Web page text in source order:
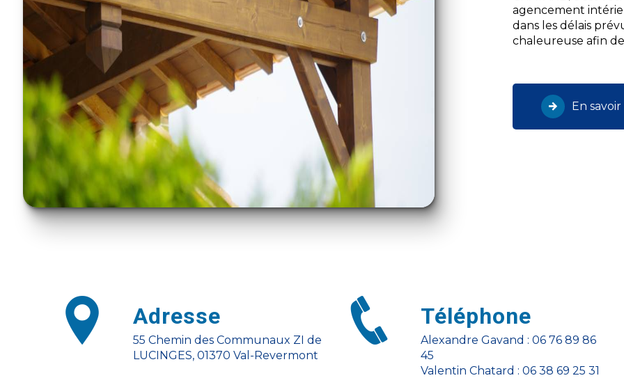
agencement
dans les délais
chaleureuse afin
En
Adresse
55 Chemin des Communaux ZI de
LUCINGES, 01370 Val-Revermont
Téléphone
Alexandre Gavand : 06 76 89 86
45
Valentin Chatard : 06 38 69 25 31